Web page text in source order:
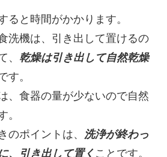
ると時間がかかります。
洗機は、引き出して置けるの
、 乾燥は引き出して自然乾燥
す。
、食器の量が少ないので自然
。
のポイントは、 洗浄が終わっ
、引き出して置く ことです。